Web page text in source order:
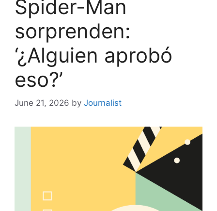
Spider-Man
sorprenden:
‘¿Alguien aprobó
eso?’
June 21, 2026 by Journalist